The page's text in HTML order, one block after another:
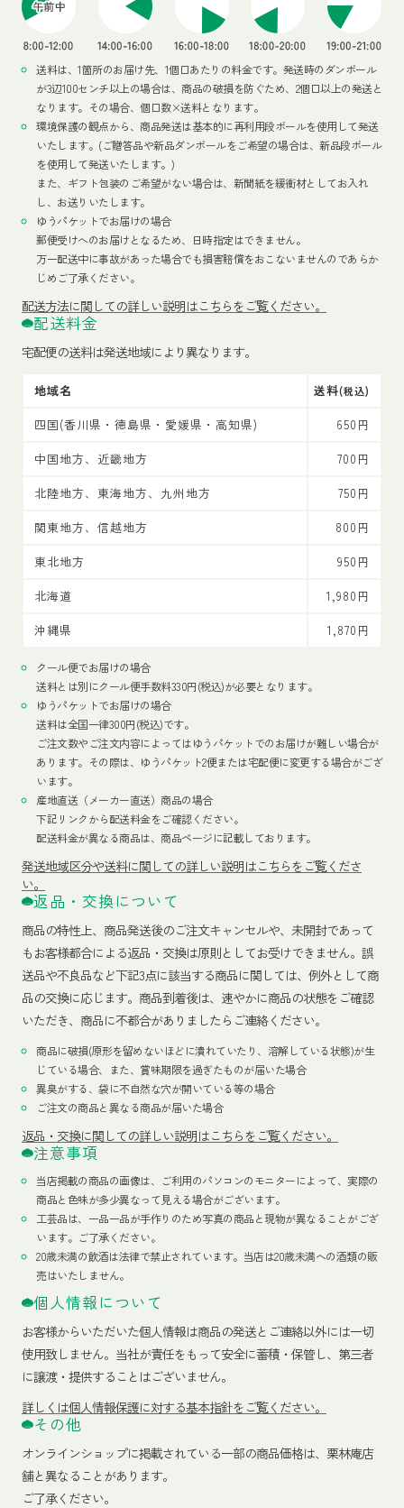
送料は、1箇所のお届け先、1個口あたりの料金です。発送時のダンボール
が3辺100センチ以上の場合は、商品の破損を防ぐため、2個口以上の発送と
なります。その場合、個口数×送料となります。
環境保護の観点から、商品発送は基本的に再利用段ボールを使用して発送
いたします。(ご贈答品や新品ダンボールをご希望の場合は、新品段ボール
を使用して発送いたします。)
また、ギフト包装のご希望がない場合は、新聞紙を緩衝材としてお入れ
し、お送りいたします。
ゆうパケットでお届けの場合
郵便受けへのお届けとなるため、日時指定はできません。
万一配送中に事故があった場合でも損害賠償をおこないませんのであらか
じめご了承ください。
配送方法に関しての詳しい説明はこちらをご覧ください。
配送料金
宅配便の送料は発送地域により異なります。
地域名 送料(税込)
四国(香川県・徳島県・愛媛県・高知県)
650円
中国地方、近畿地方
700円
北陸地方、東海地方、九州地方
750円
関東地方、信越地方
800円
東北地方
950円
北海道
1,980円
沖縄県
1,870円
クール便でお届けの場合
送料とは別にクール便手数料330円(税込)が必要となります。
ゆうパケットでお届けの場合
送料は全国一律300円(税込)です。
ご注文数やご注文内容によってはゆうパケットでのお届けが難しい場合が
あります。その際は、ゆうパケット2便または宅配便に変更する場合がござ
います。
産地直送（メーカー直送）商品の場合
下記リンクから配送料金をご確認ください。
配送料金が異なる商品は、商品ページに記載しております。
発送地域区分や送料に関しての詳しい説明はこちらをご覧くださ
い。
返品・交換について
商品の特性上、商品発送後のご注文キャンセルや、未開封であって
もお客様都合による返品・交換は原則としてお受けできません。誤
送品や不良品など下記3点に該当する商品に関しては、例外として商
品の交換に応じます。商品到着後は、速やかに商品の状態をご確認
いただき、商品に不都合がありましたらご連絡ください。
商品に破損(原形を留めないほどに潰れていたり、溶解している状態)が生
じている場合、また、賞味期限を過ぎたものが届いた場合
異臭がする、袋に不自然な穴が開いている等の場合
ご注文の商品と異なる商品が届いた場合
返品・交換に関しての詳しい説明はこちらをご覧ください。
注意事項
当店掲載の商品の画像は、ご利用のパソコンのモニターによって、実際の
商品と色味が多少異なって見える場合がございます。
工芸品は、一品一品が手作りのため写真の商品と現物が異なることがござ
います。ご了承ください。
20歳未満の飲酒は法律で禁止されています。当店は20歳未満への酒類の販
売はいたしません。
個人情報について
お客様からいただいた個人情報は商品の発送とご連絡以外には一切
使用致しません。当社が責任をもって安全に蓄積・保管し、第三者
に譲渡・提供することはございません。
詳しくは個人情報保護に対する基本指針をご覧ください。
その他
オンラインショップに掲載されている一部の商品価格は、栗林庵店
舗と異なることがあります。
ご了承ください。